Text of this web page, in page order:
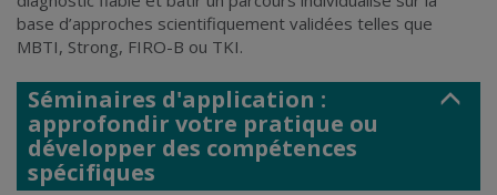
base d’approches scientifiquement validées telles que
MBTI, Strong, FIRO-B ou TKI.
Séminaires d'application :
approfondir votre pratique ou
développer des compétences
spécifiques